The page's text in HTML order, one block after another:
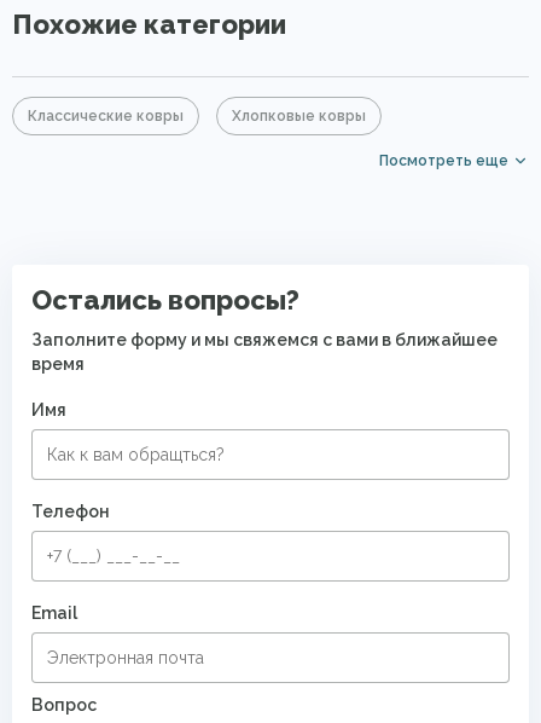
Похожие категории
Классические ковры Хлопковые ковры
Посмотреть еще
Остались вопросы?
Заполните форму и мы свяжемся с вами в ближайшее
время
Имя
Телефон
Email
Вопрос